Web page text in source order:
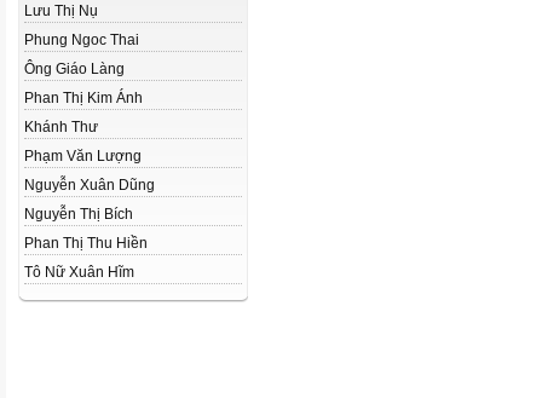
Lưu Thị Nụ
Phung Ngoc Thai
Ông Giáo Làng
Phan Thị Kim Ánh
Khánh Thư
Phạm Văn Lượng
Nguyễn Xuân Dũng
Nguyễn Thị Bích
Phan Thị Thu Hiền
Tô Nữ Xuân Hĩm